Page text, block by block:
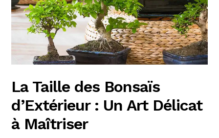
La Taille des Bonsaïs
d’Extérieur : Un Art Délicat
à Maîtriser